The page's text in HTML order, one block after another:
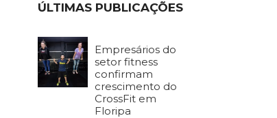
ÚLTIMAS PUBLICAÇÕES
Empresários do
setor fitness
confirmam
crescimento do
CrossFit em
Floripa